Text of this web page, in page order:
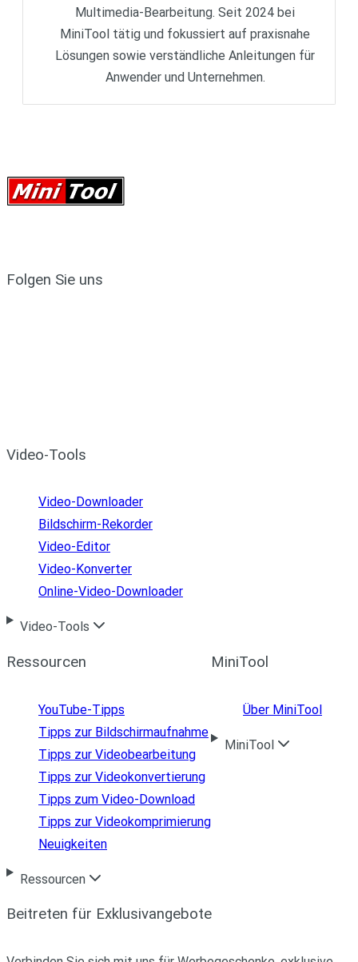
Multimedia-Bearbeitung. Seit 2024 bei
MiniTool tätig und fokussiert auf praxisnahe
Lösungen sowie verständliche Anleitungen für
Anwender und Unternehmen.
Folgen Sie uns
Video-Tools
Video-Downloader
Bildschirm-Rekorder
Video-Editor
Video-Konverter
Online-Video-Downloader
Video-Tools
Ressourcen
YouTube-Tipps
Tipps zur Bildschirmaufnahme
Tipps zur Videobearbeitung
Tipps zur Videokonvertierung
Tipps zum Video-Download
Tipps zur Videokomprimierung
Neuigkeiten
Ressourcen
MiniTool
Über MiniTool
MiniTool
Beitreten für Exklusivangebote